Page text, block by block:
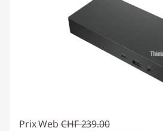
Prix Web CHF 239.00